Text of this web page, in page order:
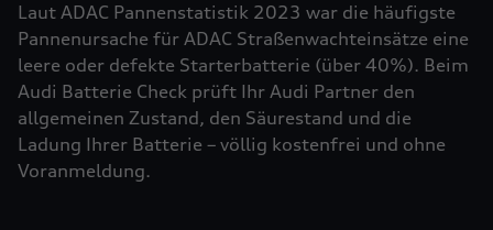
Laut ADAC Pannenstatistik 2023 war die häufigste
Pannenursache für ADAC Straßenwachteinsätze eine
leere oder defekte Starterbatterie (über 40%). Beim
Audi Batterie Check prüft Ihr Audi Partner den
allgemeinen Zustand, den Säurestand und die
Ladung Ihrer Batterie – völlig kostenfrei und ohne
Voranmeldung.